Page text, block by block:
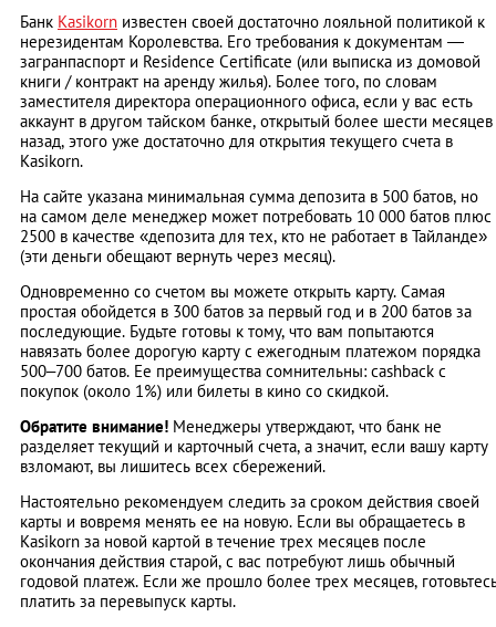
Банк Kasikorn известен своей достаточно лояльной политикой к
нерезидентам Королевства. Его требования к документам ―
загранпаспорт и Residence Сertificate (или выписка из домовой
книги / контракт на аренду жилья). Более того, по словам
заместителя директора операционного офиса, если у вас есть
аккаунт в другом тайском банке, открытый более шести месяцев
назад, этого уже достаточно для открытия текущего счета в
Kasikorn.
На сайте указана минимальная сумма депозита в 500 батов, но
на самом деле менеджер может потребовать 10 000 батов плюс
2500 в качестве «депозита для тех, кто не работает в Тайланде»
(эти деньги обещают вернуть через месяц).
Одновременно со счетом вы можете открыть карту. Самая
простая обойдется в 300 батов за первый год и в 200 батов за
последующие. Будьте готовы к тому, что вам попытаются
навязать более дорогую карту с ежегодным платежом порядка
500–700 батов. Ее преимущества сомнительны: cashback с
покупок (около 1%) или билеты в кино со скидкой.
Обратите внимание! Менеджеры утверждают, что банк не
разделяет текущий и карточный счета, а значит, если вашу карту
взломают, вы лишитесь всех сбережений.
Настоятельно рекомендуем следить за сроком действия своей
карты и вовремя менять ее на новую. Если вы обращаетесь в
Kasikorn за новой картой в течение трех месяцев после
окончания действия старой, с вас потребуют лишь обычный
годовой платеж. Если же прошло более трех месяцев,
платить за перевыпуск карты.